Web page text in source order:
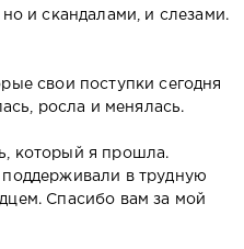
и скандалами, и слезами.
свои поступки сегодня
росла и менялась.
который я прошла.
в трудную
Спасибо вам за мой